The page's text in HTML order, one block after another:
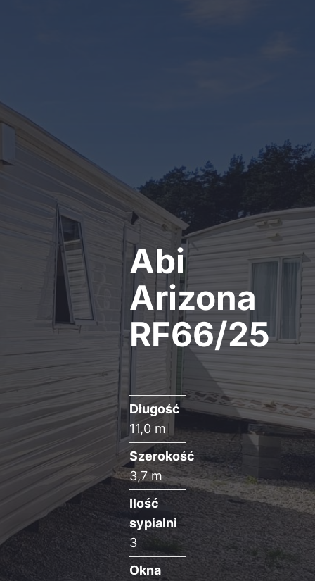
Abi
Arizona
RF66/25
Długość
11,0 m
Szerokość
3,7 m
Ilość
sypialni
3
Okna